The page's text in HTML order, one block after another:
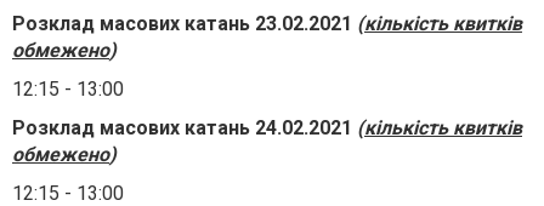
Розклад масових катань 23.02.2021 (кількість квитків
обмежено)
12:15 - 13:00
Розклад масових катань 24.02.2021 (кількість квитків
обмежено)
12:15 - 13:00